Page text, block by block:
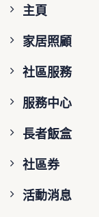
主頁
家居照顧
社區服務
服務中心
長者飯盒
社區券
活動消息